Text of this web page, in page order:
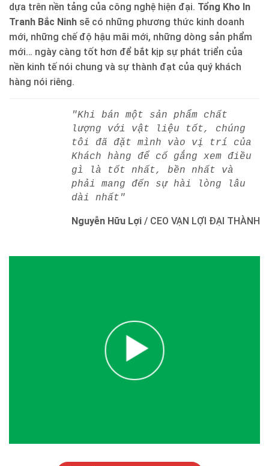
dựa trên nền tảng của công nghệ hiện đại. Tổng Kho In
Tranh Bắc Ninh sẽ có những phương thức kinh doanh
mới, những chế độ hậu mãi mới, những dòng sản phẩm
mới… ngày càng tốt hơn để bắt kịp sự phát triển của
nền kinh tế nói chung và sự thành đạt của quý khách
hàng nói riêng.
"Khi bán một sản phẩm chất
lượng với vật liệu tốt, chúng
tôi đã đặt mình vào vị trí của
Khách hàng để cố gắng xem điều
gì là tốt nhất, bền nhất và
phải mang đến sự hài lòng lâu
dài nhất"
Nguyễn Hữu Lợi / CEO VẠN LỢI ĐẠI THÀNH